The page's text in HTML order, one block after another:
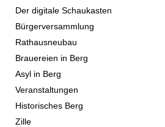
Der digitale Schaukasten
Bürgerversammlung
Rathausneubau
Brauereien in Berg
Asyl in Berg
Veranstaltungen
Historisches Berg
Zille